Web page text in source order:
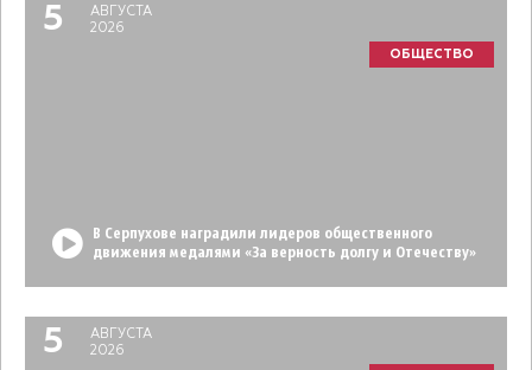
5
АВГУСТА
2026
ОБЩЕСТВО
В Серпухове наградили лидеров общественного
движения медалями «За верность долгу и Отечеству»
5
АВГУСТА
2026